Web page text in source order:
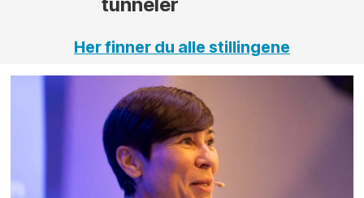
Her finner du alle stillingene